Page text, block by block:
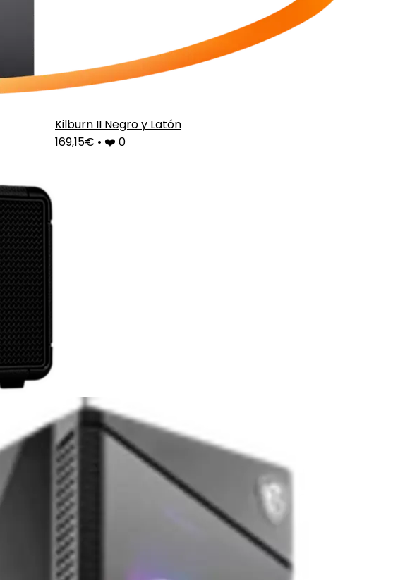
Kilburn II Negro y Latón
169,15€ • ❤️ 0